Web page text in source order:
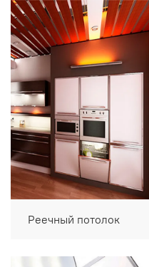
Реечный потолок